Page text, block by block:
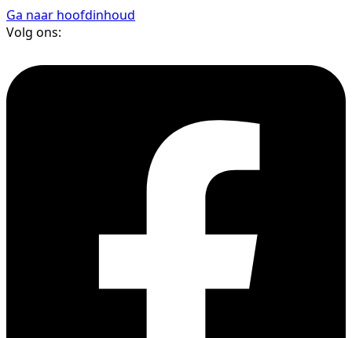
Ga naar hoofdinhoud
Volg ons: